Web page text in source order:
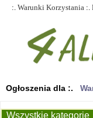
:. Warunki Korzystania :.
Ogłoszenia dla :.
Wszystkie kategorie